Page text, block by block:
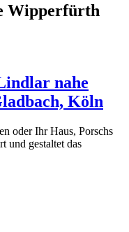
Wipperfürth
nahe
Köln
oder Ihr Haus, Porschs
und gestaltet das